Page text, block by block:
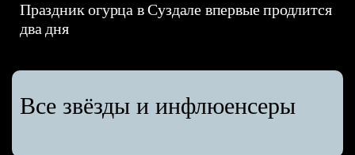
Праздник огурца в Суздале впервые продлится
два дня
Все звёзды и инфлюенсеры